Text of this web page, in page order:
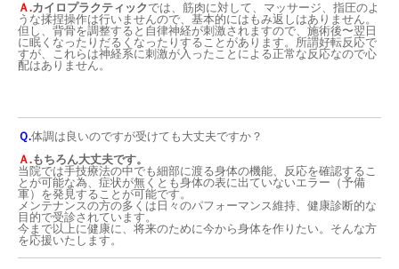
Ａ.カイロプラクティック では、筋肉に対して、マッサージ、指圧のよ
うな揉捏操作は行いませんので、基本的にはもみ返しはありません。
但し、背骨を調整すると自律神経が刺激されますので、施術後〜翌日
に眠くなったりだるくなったりすることがあります。所謂好転反応で
すが、これらは神経系に刺激が入ったことによる正常な反応なので心
配はありません。
Ｑ.体調は良いのですが受けても大丈夫ですか？
Ａ.もちろん大丈夫です。
当院では手技療法の中でも細部に渡る身体の機能、反応を確認するこ
とが可能な為、症状が無くとも身体の表に出ていないエラー（予備
軍）を発見することが可能です。
メンテナンスの方の多くは日々のパフォーマンス維持、健康診断的な
目的で受診されています。
今まで以上に健康に、将来のために今から身体を作りたい。そんな方
を応援いたします。